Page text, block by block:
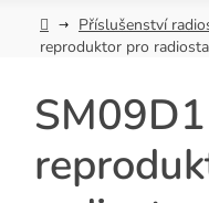
DomůPříslušenství
reproduktor pro